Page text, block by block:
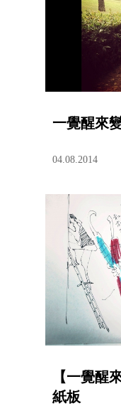
一覺醒來
04.08.2014
【一覺醒
紙板